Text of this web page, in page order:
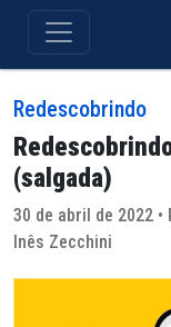
Redescobrindo
(salgada)
30 de abril de 2022 •
Inês Zecchini